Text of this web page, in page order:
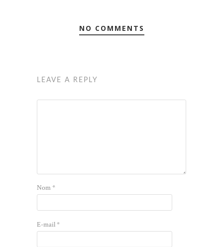
NO COMMENTS
LEAVE A REPLY
Nom*
E-mail*